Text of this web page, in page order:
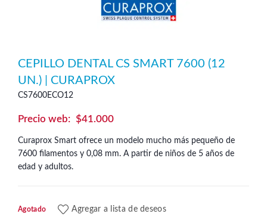
CEPILLO DENTAL CS SMART 7600 (12
UN.) | CURAPROX
CS7600ECO12
$41.000
Curaprox Smart ofrece un modelo mucho más pequeño de
7600 filamentos y 0,08 mm. A partir de niños de 5 años de
edad y adultos.
Agotado Agregar a lista de deseos